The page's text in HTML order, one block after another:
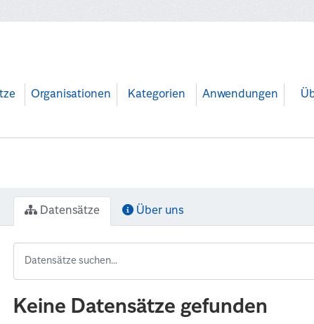
Organisationen Kategorien Anwendungen
Datensätze Über uns
Keine Datensätze gefunden